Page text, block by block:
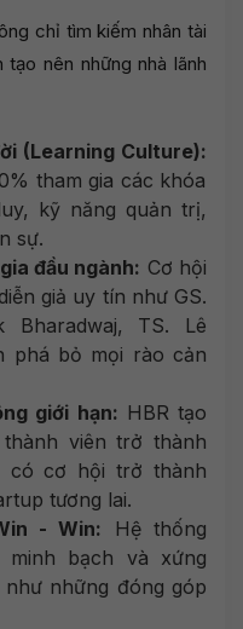
chỉ tìm kiếm nhân tài
nên những nhà lãnh
(Learning Culture):
tham gia các khóa
kỹ năng quản trị,
sự.
đầu ngành: Cơ hội
giả uy tín như GS.
Bharadwaj, TS. Lê
phá bỏ mọi rào cản
giới hạn: HBR tạo
viên trở thành
có cơ hội trở thành
tương lai.
- Win: Hệ thống
bạch và xứng
những đóng góp